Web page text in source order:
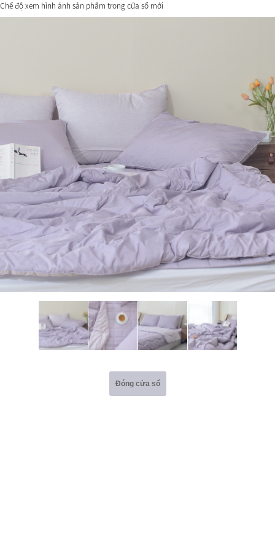
Chế độ xem hình ảnh sản phẩm trong cửa sổ mới
Đóng cửa sổ